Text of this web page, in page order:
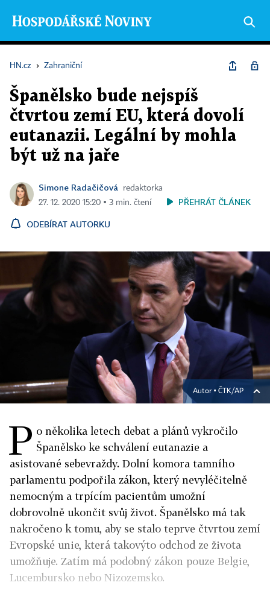
HN.cz › Zahraniční
Španělsko bude nejspíš
čtvrtou zemí EU, která dovolí
eutanazii. Legální by mohla
být už na jaře
Simone Radačičová
redaktorka
27. 12. 2020 15:20 ▪ 3 min. čtení
PŘEHRÁT ČLÁNEK
ODEBÍRAT AUTORKU
Autor ▪ ČTK/AP
P o několika letech debat a plánů vykročilo
Španělsko ke schválení eutanazie a
asistované sebevraždy. Dolní komora tamního
parlamentu podpořila zákon, který nevyléčitelně
nemocným a trpícím pacientům umožní
dobrovolně ukončit svůj život. Španělsko má tak
nakročeno k tomu, aby se stalo teprve čtvrtou zemí
Evropské unie, která takovýto odchod ze života
umožňuje. Zatím má podobný zákon pouze Belgie,
Lucembursko nebo Nizozemsko.